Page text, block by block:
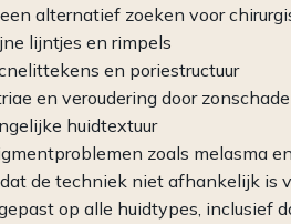
alternatief zoeken voor
lijntjes en rimpels
en poriestructuur
en veroudering door zonschade
huidtextuur
zoals melasma
de techniek niet afhankelijk is
op alle huidtypes, inclusief